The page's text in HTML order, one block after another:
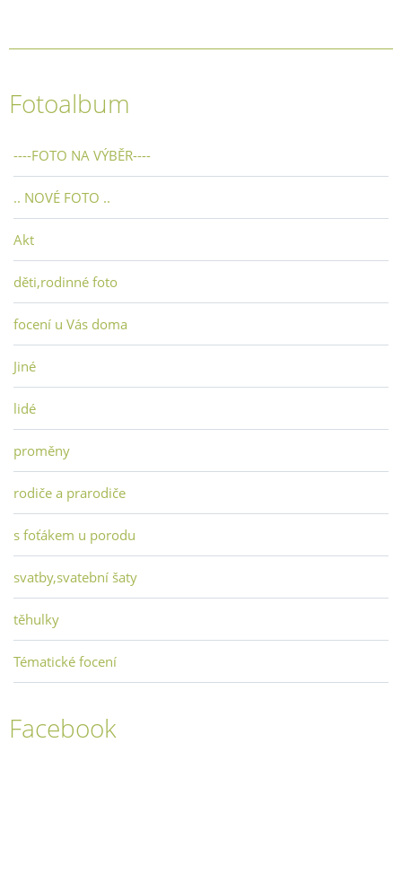
Fotoalbum
----FOTO NA VÝBĚR----
.. NOVÉ FOTO ..
Akt
děti,rodinné foto
focení u Vás doma
Jiné
lidé
proměny
rodiče a prarodiče
s foťákem u porodu
svatby,svatební šaty
těhulky
Tématické focení
Facebook